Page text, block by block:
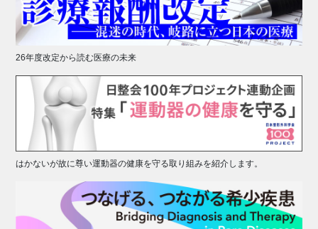
26年度改定から読む医療の未来
はかないが故に尊い運動器の健康を守る取り組みを紹介します。